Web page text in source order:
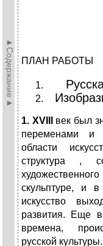
►Содержание► ПЛАН РАБОТЫ
1. XVIII
век был
переменами и
области
структура ,
скульптуре, и
искусство
развития. Еще
времена,
русской